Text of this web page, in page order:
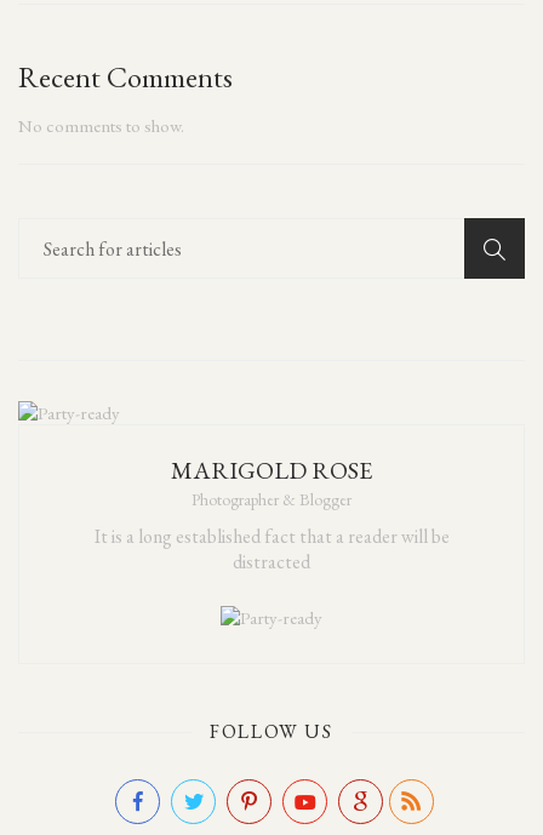
Recent Comments
No comments to show.
MARIGOLD ROSE
Photographer & Blogger
It is a long established fact that a reader will be
distracted
FOLLOW US